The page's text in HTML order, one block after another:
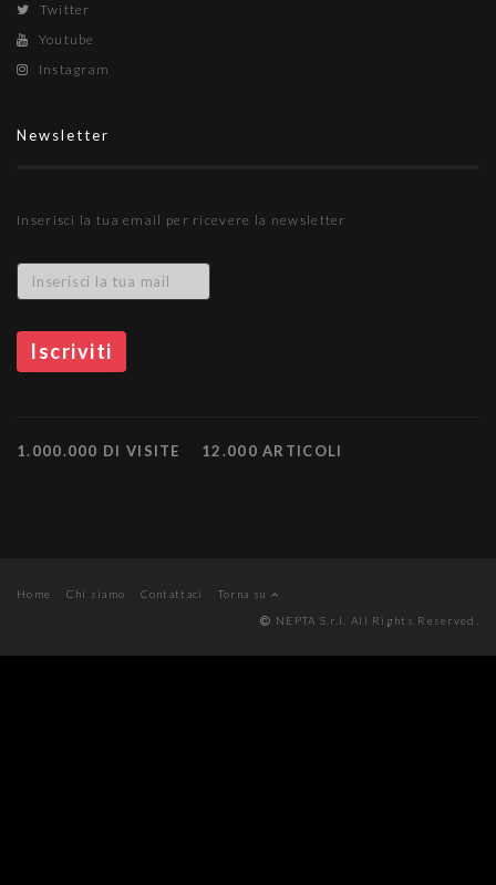
Twitter
Youtube
Instagram
Newsletter
Inserisci la tua email per ricevere la newsletter
1.000.000 DI VISITE 12.000 ARTICOLI
Home Chi siamo Contattaci
Torna su
NEPTA S.r.l. All Rights Reserved.